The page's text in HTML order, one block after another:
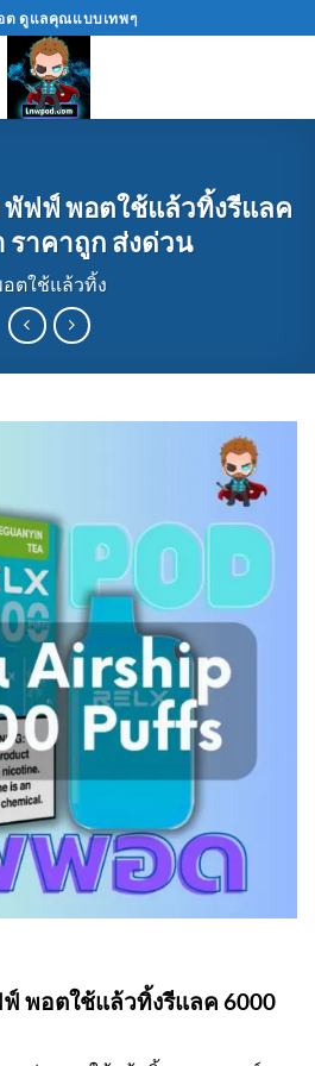
ต ดูแลคุณแบบเทพๆ
พัฟฟ์ พอตใช้แล้วทิ้งรีแลค
ราคาถูก ส่งด่วน
ตใช้แล้วทิ้ง
ฟ์ พอตใช้แล้วทิ้งรีแลค 6000